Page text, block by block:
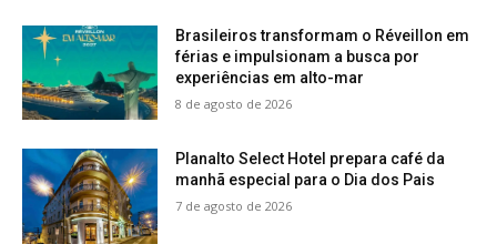
Brasileiros transformam o Réveillon em
férias e impulsionam a busca por
experiências em alto-mar
8 de agosto de 2026
Planalto Select Hotel prepara café da
manhã especial para o Dia dos Pais
7 de agosto de 2026